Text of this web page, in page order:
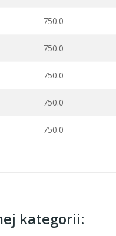
750.0
750.0
750.0
750.0
750.0
kategorii: